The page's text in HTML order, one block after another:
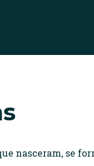
nasceram, se